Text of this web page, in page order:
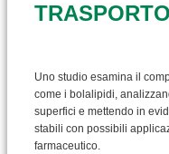
Uno studio esamina il
come i bolalipidi,
superfici e mettendo in
stabili con possibili
farmaceutico.